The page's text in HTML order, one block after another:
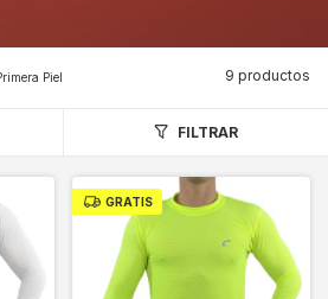
Piel 9 productos
FILTRAR
GRATIS